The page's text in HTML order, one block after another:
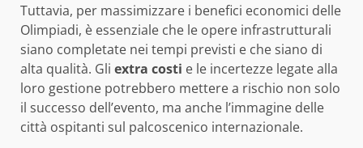
Tuttavia, per massimizzare i benefici economici delle
Olimpiadi, è essenziale che le opere infrastrutturali
siano completate nei tempi previsti e che siano di
alta qualità. Gli extra costi e le incertezze legate alla
loro gestione potrebbero mettere a rischio non solo
il successo dell’evento, ma anche l’immagine delle
città ospitanti sul palcoscenico internazionale.